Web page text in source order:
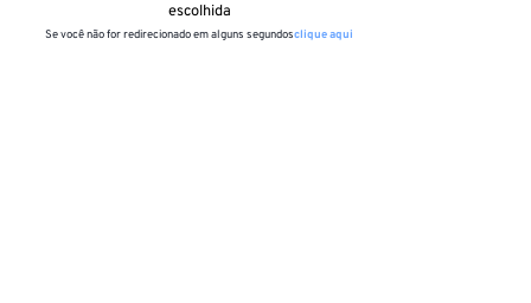
escolhida
Se você não for redirecionado em alguns segundosclique aqui